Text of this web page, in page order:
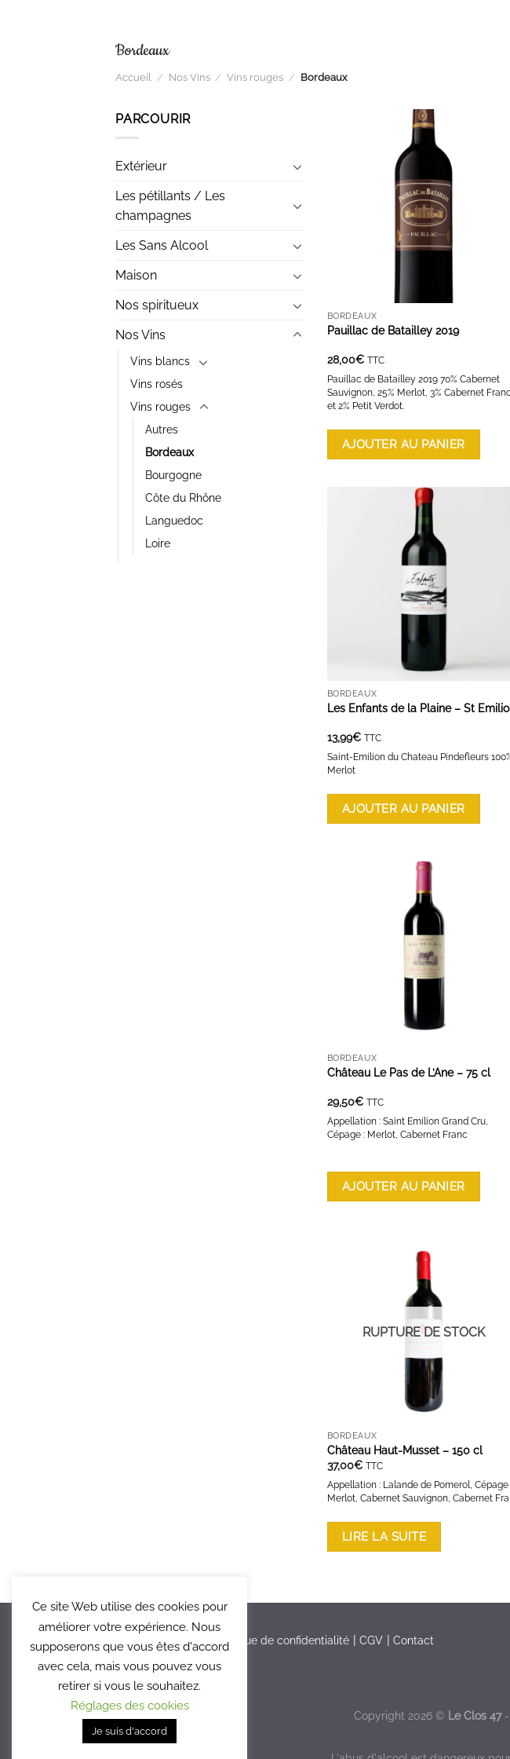
Bordeaux
Accueil / Nos Vins / Vins rouges / Bordeaux
PARCOURIR
Extérieur
Les pétillants / Les
champagnes
Les Sans Alcool
Maison
Nos spiritueux
Nos Vins
Vins blancs
Vins rosés
Vins rouges
Autres
Bordeaux
Bourgogne
Côte du Rhône
Languedoc
Loire
AJOUTER À LA LISTE D'ENVIES
BORDEAUX
Pauillac de Batailley 2019
28,00€ TTC
Pauillac de Batailley 2019 70% Cabernet
Sauvignon, 25% Merlot, 3% Cabernet Franc
et 2% Petit Verdot.
AJOUTER AU PANIER
AJOUTER À LA LISTE D'ENVIES
BORDEAUX
Les Enfants de la Plaine – St
13,99€ TTC
Saint-Emilion du Chateau Pindefleurs
Merlot
AJOUTER AU PANIER
AJOUTER À LA LISTE D'ENVIES
BORDEAUX
Château Le Pas de L’Ane – 75 cl
29,50€ TTC
Appellation : Saint Emilion Grand Cru,
Cépage : Merlot, Cabernet Franc
AJOUTER AU PANIER
AJOUTER À LA LISTE D'ENVIES
RUPTURE DE STOCK
BORDEAUX
Château Haut-Musset – 150 cl
37,00€ TTC
Appellation : Lalande de Pomerol, Cépage
Merlot, Cabernet Sauvignon, Cabernet
LIRE LA SUITE
Mentions légales Politique de confidentialité CGV Contact
Copyright 2026 © Le Clos 47-
Ce site Web utilise des cookies pour
améliorer votre expérience. Nous
supposerons que vous êtes d'accord
avec cela, mais vous pouvez vous
retirer si vous le souhaitez.
Réglages des cookies
Je suis d'accord